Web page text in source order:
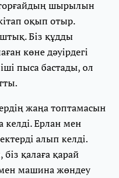
шырылын
оқып отыр.
Біз құдды
көне дәуірдегі
пыса бастады, ол
жаңа топтамасын
келді. Ерлан мен
алып келді.
қалаға қарай
машина жөндеу